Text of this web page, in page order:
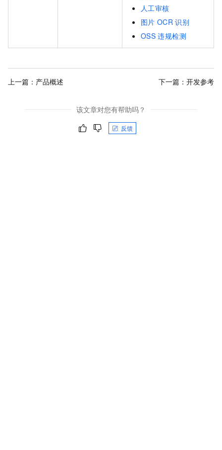
人工审核
图片 OCR 识别
OSS 违规检测
上一篇： 产品概述 下一篇： 开发参考
该文章对您有帮助吗？
反馈